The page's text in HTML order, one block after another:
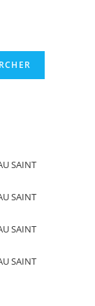
SAINT
SAINT
SAINT
SAINT